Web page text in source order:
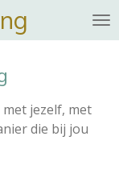
jezelf, met
die bij jou